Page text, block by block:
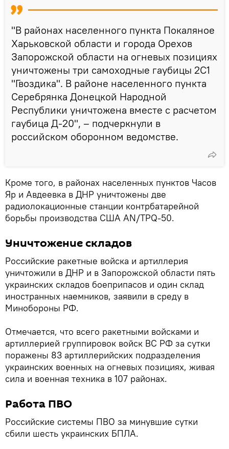
"В районах населенного пункта Покаляное
Харьковской области и города Орехов
Запорожской области на огневых позициях
уничтожены три самоходные гаубицы 2С1
"Гвоздика". В районе населенного пункта
Серебрянка Донецкой Народной
Республики уничтожена вместе с расчетом
гаубица Д-20", – подчеркнули в
российском оборонном ведомстве.
Кроме того, в районах населенных пунктов Часов
Яр и Авдеевка в ДНР уничтожены две
радиолокационные станции контрбатарейной
борьбы производства США AN/TPQ-50.
Уничтожение складов
Российские ракетные войска и артиллерия
уничтожили в ДНР и в Запорожской области пять
украинских складов боеприпасов и один склад
иностранных наемников, заявили в среду в
Минобороны РФ.
Отмечается, что всего ракетными войсками и
артиллерией группировок войск ВС РФ за сутки
поражены 83 артиллерийских подразделения
украинских военных на огневых позициях, живая
сила и военная техника в 107 районах.
Работа ПВО
Российские системы ПВО за минувшие сутки
сбили шесть украинских БПЛА.